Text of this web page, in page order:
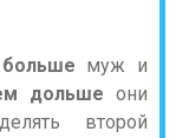
муж и
дольше они
второй